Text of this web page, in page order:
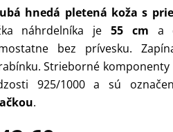
hnedá pletená koža s
náhrdelníka je55 cm a
bez prívesku.
Strieborné
925/1000 a sú
.